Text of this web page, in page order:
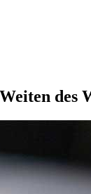
des